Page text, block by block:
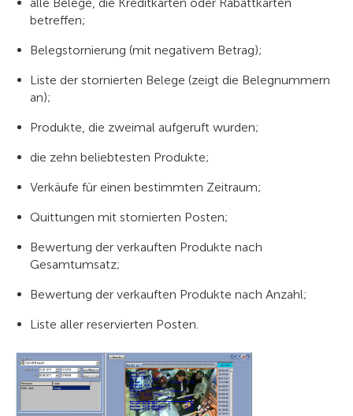
betreffen;
Belegstornierung (mit negativem Betrag);
Liste der stornierten Belege (zeigt die Belegnummern
an);
Produkte, die zweimal aufgeruft wurden;
die zehn beliebtesten Produkte;
Verkäufe für einen bestimmten Zeitraum;
Quittungen mit stornierten Posten;
Bewertung der verkauften Produkte nach
Gesamtumsatz;
Bewertung der verkauften Produkte nach Anzahl;
Liste aller reservierten Posten.